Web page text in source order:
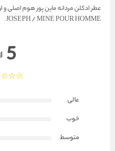
JOSEPH / MINE POUR HOMME
5
عالی
خوب
متوسط